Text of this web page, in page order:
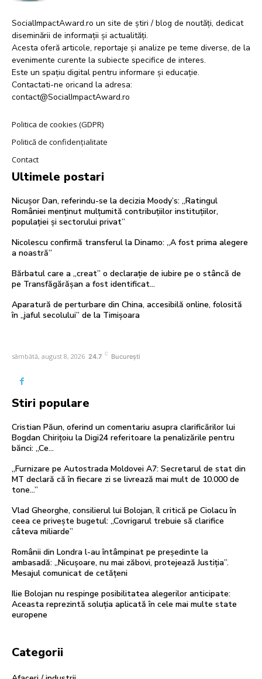
SocialImpactAward.ro un site de știri / blog de noutăți, dedicat
diseminării de informații și actualități.
Acesta oferă articole, reportaje și analize pe teme diverse, de la
evenimente curente la subiecte specifice de interes.
Este un spațiu digital pentru informare și educație.
Contactati-ne oricand la adresa:
contact@SocialImpactAward.ro
Politica de cookies (GDPR)
Politică de confidențialitate
Contact
Ultimele postari
Nicușor Dan, referindu-se la decizia Moody’s: „Ratingul
României menținut mulțumită contribuțiilor instituțiilor,
populației și sectorului privat”
Nicolescu confirmă transferul la Dinamo: „A fost prima alegere
a noastră”
Bărbatul care a „creat” o declarație de iubire pe o stâncă de
pe Transfăgărășan a fost identificat…
Aparatură de perturbare din China, accesibilă online, folosită
în „jaful secolului” de la Timișoara
sâmbătă, august 8, 2026 24.7 C București
Stiri populare
Cristian Păun, oferind un comentariu asupra clarificărilor lui
Bogdan Chirițoiu la Digi24 referitoare la penalizările pentru
bănci: „Ce…
„Furnizare pe Autostrada Moldovei A7: Secretarul de stat din
MT declară că în fiecare zi se livrează mai mult de 10.000 de
tone…”
Vlad Gheorghe, consilierul lui Bolojan, îl critică pe Ciolacu în
ceea ce privește bugetul: „Covrigarul trebuie să clarifice
câteva miliarde”
Românii din Londra l-au întâmpinat pe președinte la
ambasadă: „Nicușoare, nu mai zăbovi, protejează Justiția”.
Mesajul comunicat de cetățeni
Ilie Bolojan nu respinge posibilitatea alegerilor anticipate:
Aceasta reprezintă soluția aplicată în cele mai multe state
europene
Categorii